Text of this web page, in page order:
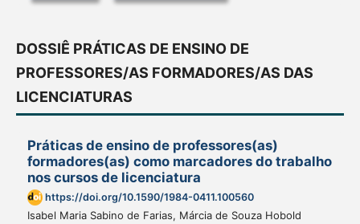
DOSSIÊ PRÁTICAS DE ENSINO DE
PROFESSORES/AS FORMADORES/AS DAS
LICENCIATURAS
Práticas de ensino de professores(as)
formadores(as) como marcadores do trabalho
nos cursos de licenciatura
https://doi.org/10.1590/1984-0411.100560
Isabel Maria Sabino de Farias, Márcia de Souza Hobold